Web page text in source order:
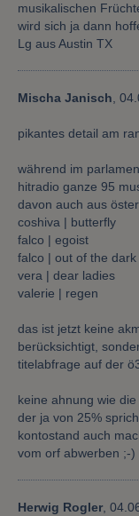
musikalischen
wird sich ja dann
Lg aus Austin TX
Mischa Janisch,
pikantes detail am
während im
hitradio ganze 95
davon auch aus
coshiva | butterfly
falco | egoist
falco | out of the dark
vera | dear ladies
valerie | regen
das ist jetzt keine
berücksichtigt,
titelabfrage auf der
keine ahnung wie
der ja von 25%
kontostand auch
vom orf abwerben ;-)
Herwig Rogler,